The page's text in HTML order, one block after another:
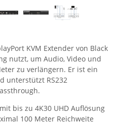
KVM Extender von Black
nutzt, um Audio, Video und
zu verlängern. Er ist ein
unterstützt RS232
bis zu 4K30 UHD Auflösung
100 Meter Reichweite